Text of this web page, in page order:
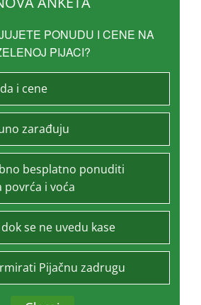
PONUDU I CENE NA
PIJACI?
i cene
zarađuju
besplatno ponuditi
i voća
se ne uvedu kase
Pijačnu zadrugu